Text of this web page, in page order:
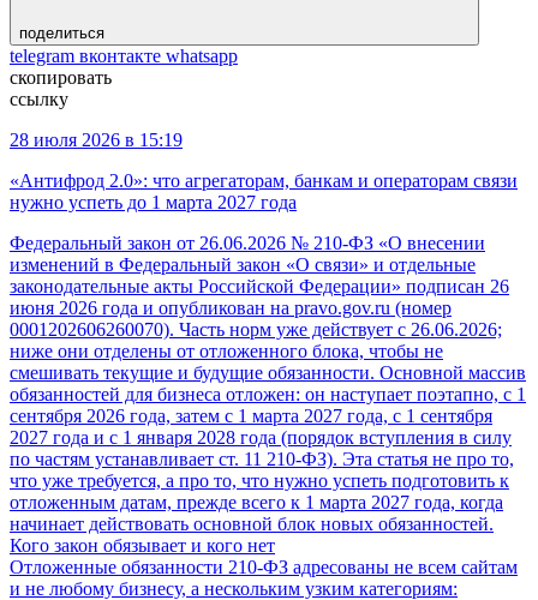
поделиться
telegram вконтакте whatsapp
скопировать
ссылку
28 июля 2026 в 15:19
«Антифрод 2.0»: что агрегаторам, банкам и операторам связи
нужно успеть до 1 марта 2027 года
Федеральный закон от 26.06.2026 № 210-ФЗ «О внесении
изменений в Федеральный закон «О связи» и отдельные
законодательные акты Российской Федерации» подписан 26
июня 2026 года и опубликован на pravo.gov.ru (номер
0001202606260070). Часть норм уже действует с 26.06.2026;
ниже они отделены от отложенного блока, чтобы не
смешивать текущие и будущие обязанности. Основной массив
обязанностей для бизнеса отложен: он наступает поэтапно, с 1
сентября 2026 года, затем с 1 марта 2027 года, с 1 сентября
2027 года и с 1 января 2028 года (порядок вступления в силу
по частям устанавливает ст. 11 210-ФЗ). Эта статья не про то,
что уже требуется, а про то, что нужно успеть подготовить к
отложенным датам, прежде всего к 1 марта 2027 года, когда
начинает действовать основной блок новых обязанностей.
Кого закон обязывает и кого нет
Отложенные обязанности 210-ФЗ адресованы не всем сайтам
и не любому бизнесу, а нескольким узким категориям: